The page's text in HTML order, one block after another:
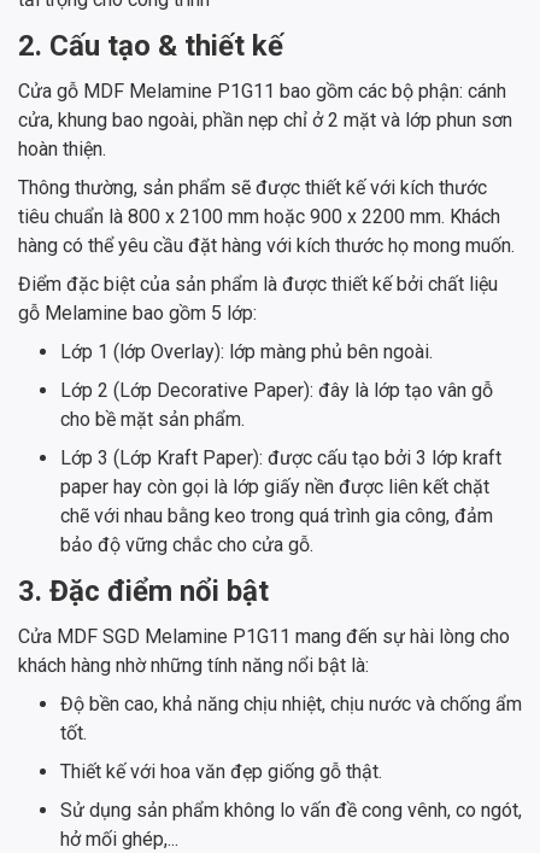
2. Cấu tạo & thiết kế
Cửa gỗ MDF Melamine P1G11 bao gồm các bộ phận: cánh
cửa, khung bao ngoài, phần nẹp chỉ ở 2 mặt và lớp phun sơn
hoàn thiện.
Thông thường, sản phẩm sẽ được thiết kế với kích thước
tiêu chuẩn là 800 x 2100 mm hoặc 900 x 2200 mm. Khách
hàng có thể yêu cầu đặt hàng với kích thước họ mong muốn.
Điểm đặc biệt của sản phẩm là được thiết kế bởi chất liệu
gỗ Melamine bao gồm 5 lớp:
Lớp 1 (lớp Overlay): lớp màng phủ bên ngoài.
Lớp 2 (Lớp Decorative Paper): đây là lớp tạo vân gỗ
cho bề mặt sản phẩm.
Lớp 3 (Lớp Kraft Paper): được cấu tạo bởi 3 lớp kraft
paper hay còn gọi là lớp giấy nền được liên kết chặt
chẽ với nhau bằng keo trong quá trình gia công, đảm
bảo độ vững chắc cho cửa gỗ.
3. Đặc điểm nổi bật
Cửa MDF SGD Melamine P1G11 mang đến sự hài lòng cho
khách hàng nhờ những tính năng nổi bật là:
Độ bền cao, khả năng chịu nhiệt, chịu nước và chống ẩm
tốt.
Thiết kế với hoa văn đẹp giống gỗ thật.
Sử dụng sản phẩm không lo vấn đề cong vênh, co ngót,
hở mối ghép,...